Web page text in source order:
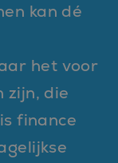
kan dé
het voor
zijn, die
finance